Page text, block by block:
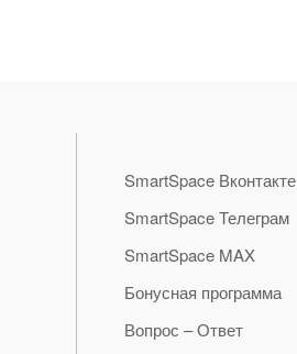
SmartSpace Вконтакте
SmartSpace Телеграм
SmartSpace MAX
Бонусная программа
Вопрос – Ответ